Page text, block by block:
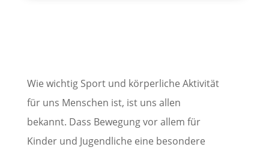
Wie wichtig Sport und körperliche Aktivität
für uns Menschen ist, ist uns allen
bekannt. Dass Bewegung vor allem für
Kinder und Jugendliche eine besondere